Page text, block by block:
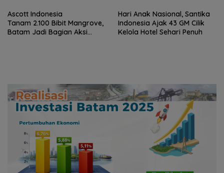
Ascott Indonesia
Tanam 2.100 Bibit Mangrove,
Batam Jadi Bagian Aksi
Hari Anak Nasional, Santika
Indonesia Ajak 43 GM Cilik
Kelola Hotel Sehari Penuh